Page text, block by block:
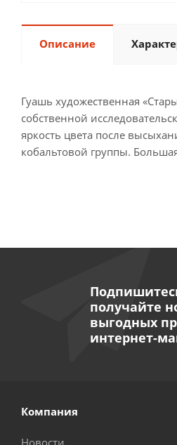
Описание
Гуашь художественная
собственной
яркость цвета после
кобальтовой группы.
получайте
выгодных
интернет-
Компания
Новости